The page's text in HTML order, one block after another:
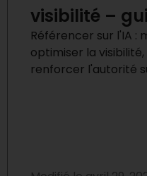
visibilité –
Référencer sur l'IA :
optimiser la
renforcer l'autorité